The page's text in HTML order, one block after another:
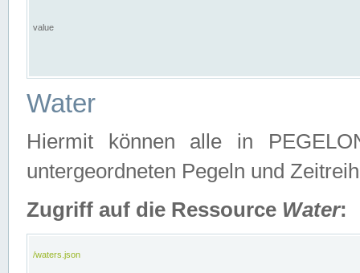
value
Water
Hiermit können alle in
untergeordneten Pegeln und
Zugriff auf die Ressource Water:
/waters.json